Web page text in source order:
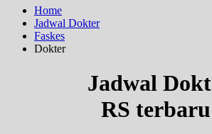
Home
Jadwal Dokter
Faskes
Dokter
Jadwal
RS